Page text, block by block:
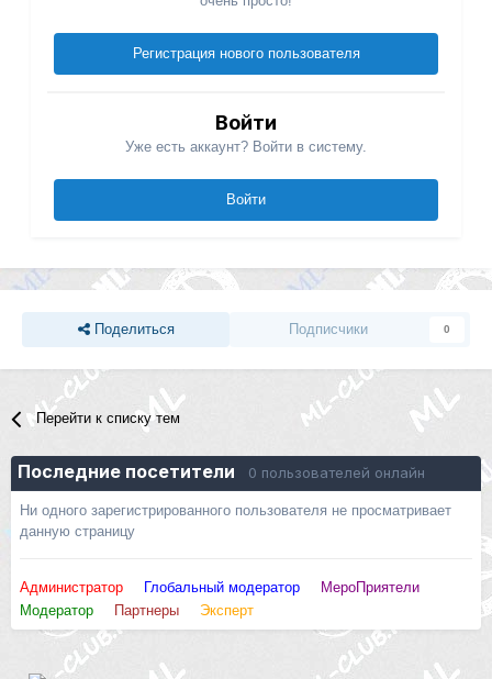
Регистрация нового пользователя
Войти
Уже есть аккаунт? Войти в систему.
Войти
Поделиться Подписчики 0
Перейти к списку тем
Последние посетители 0 пользователей онлайн
Ни одного зарегистрированного пользователя не просматривает
данную страницу
Администратор Глобальный модератор
МероПриятели
Модератор
Партнеры Эксперт